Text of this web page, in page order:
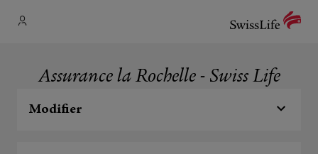
Assurance la Rochelle - Swiss Life
Modifier